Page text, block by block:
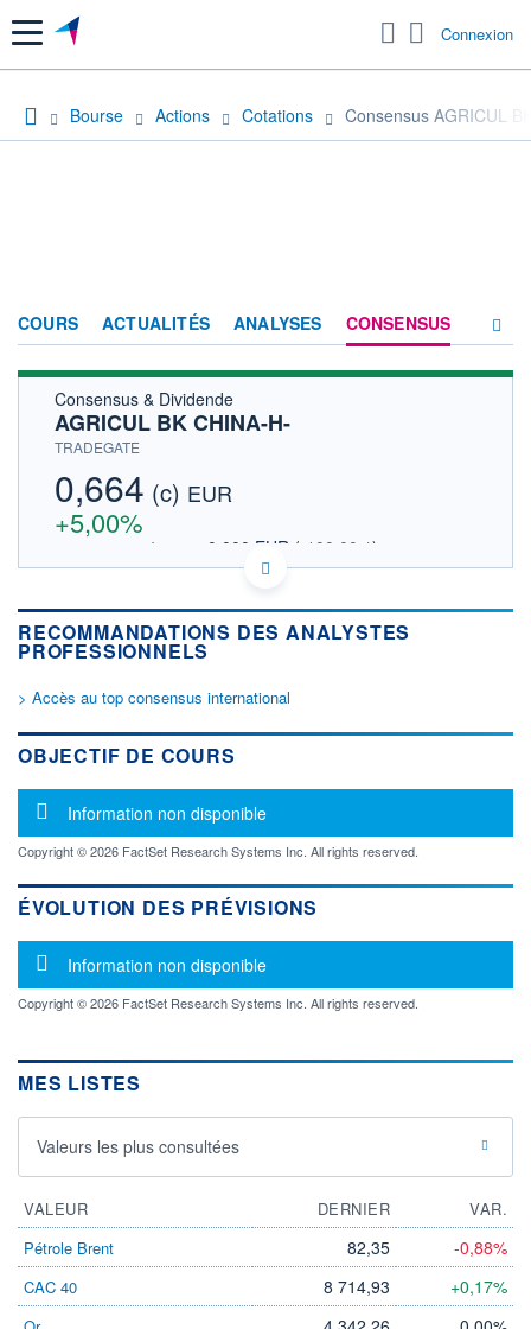
Menu Connexion
Bourse Actions Cotations Consensus AGRICUL
COURS ACTUALITÉS ANALYSES CONSENSUS
Consensus & Dividende
AGRICUL BK CHINA-H-
TRADEGATE
0,664 (c) EUR
+5,00%
0,000 EUR ( -100,00%)
DONNÉES TEMPS RÉEL
Politique d'exécution
Cotation sur les autres places
15h58 16h54 17h50
0,664 0,633
0,665 0,664
VOLUME
89
CAPITAL ÉCHANGÉ
0,00%
LIMITE À LA
0,000 0,000
RENDEMENT
ESTIMÉ 2026 2026
DIVIDENDE
0,00 EUR DIVIDENDE
RECOMMANDATIONS DES ANALYSTES
PROFESSIONNELS
> Accès au top consensus international
OBJECTIF DE COURS
Message d'information
Information non disponible
Copyright © 2026 FactSet Research Systems Inc. All rights reserved.
ÉVOLUTION DES PRÉVISIONS
Message d'information
Information non disponible
Copyright © 2026 FactSet Research Systems Inc. All rights reserved.
MES LISTES
Valeurs les plus consultées
VALEUR DERNIER
VAR.
Pétrole Brent
82,35 -0,88%
CAC 40 8 714,93 +0,17%